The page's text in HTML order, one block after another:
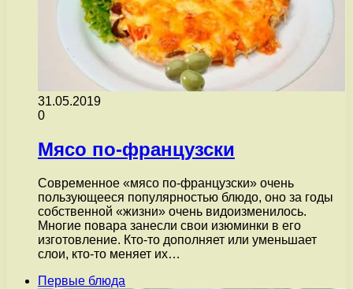
31.05.2019
0
Мясо по-французски
Современное «мясо по-французски» очень
пользующееся популярностью блюдо, оно за годы
собственной «жизни» очень видоизменилось.
Многие повара занесли свои изюминки в его
изготовление. Кто-то дополняет или уменьшает
слои, кто-то меняет их…
Первые блюда